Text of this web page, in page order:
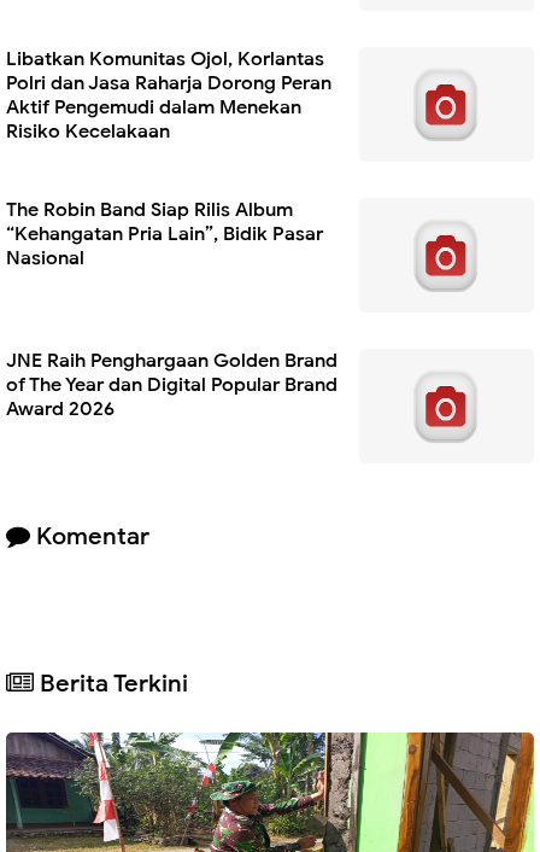
Libatkan Komunitas Ojol, Korlantas
Polri dan Jasa Raharja Dorong Peran
Aktif Pengemudi dalam Menekan
Risiko Kecelakaan
The Robin Band Siap Rilis Album
“Kehangatan Pria Lain”, Bidik Pasar
Nasional
JNE Raih Penghargaan Golden Brand
of The Year dan Digital Popular Brand
Award 2026
Komentar
Berita Terkini